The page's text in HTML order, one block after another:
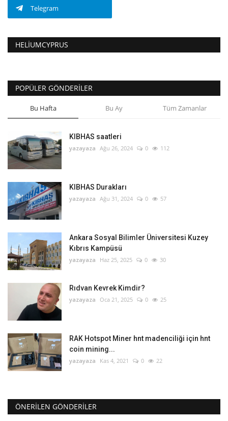
Telegram
HELIUMCYPRUS
POPÜLER GÖNDERILER
Bu Hafta Bu Ay Tüm Zamanlar
KIBHAS saatleri
yazayaza Ağu 26, 2024 0 112
KIBHAS Durakları
yazayaza Ağu 31, 2024 0 57
Ankara Sosyal Bilimler Üniversitesi Kuzey
Kıbrıs Kampüsü
yazayaza Haz 25, 2025 0 30
Rıdvan Kevrek Kimdir?
yazayaza Oca 21, 2025 0 25
RAK Hotspot Miner hnt madenciliği için hnt
coin mining...
yazayaza Kas 4, 2021 0 22
ÖNERILEN GÖNDERILER